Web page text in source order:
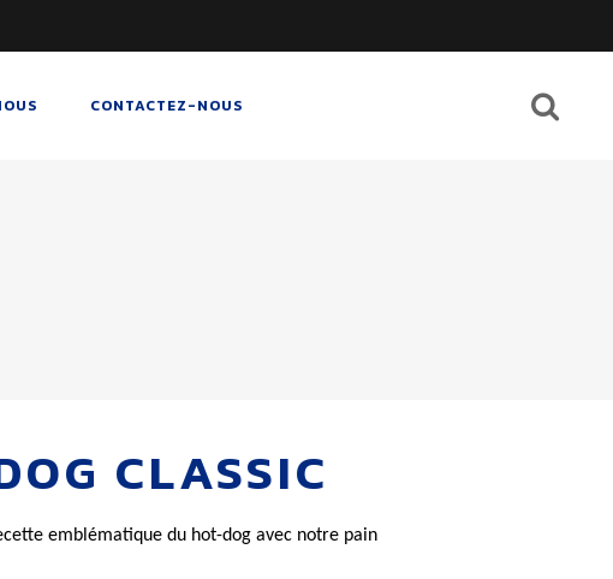
CONTACTEZ-NOUS
CLASSIC
emblématique du hot-dog avec notre pain